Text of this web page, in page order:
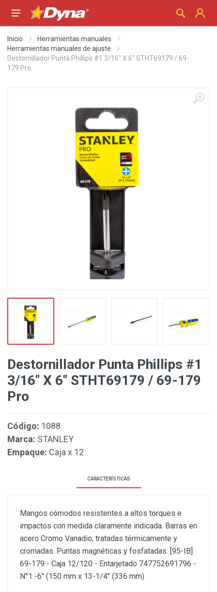
Inicio
Herramientas manuales
Herramientas manuales de ajuste
Destornillador Punta Phillips #1 3/16" X 6" STHT69179 / 69-
179 Pro
Destornillador Punta Phillips #1
3/16" X 6" STHT69179 / 69-179
Pro
Código: 1088
Marca: STANLEY
Empaque: Caja x 12
CARACTERÍSTICAS
Mangos cómodos resistentes a altos torques e
impactos con medida claramente indicada. Barras en
acero Cromo Vanadio, tratadas térmicamente y
cromadas. Puntas magnéticas y fosfatadas. [95-IB]
69-179 - Caja 12/120 - Entarjetado 747752691796 -
N°1 -6" (150 mm x 13-1/4" (336 mm)